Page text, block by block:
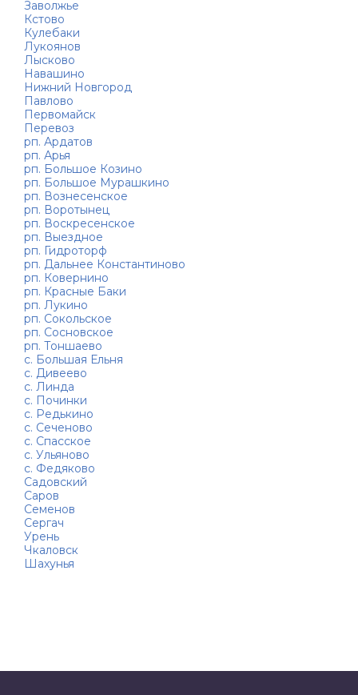
Заволжье
Кстово
Кулебаки
Лукоянов
Лысково
Навашино
Нижний Новгород
Павлово
Первомайск
Перевоз
рп. Ардатов
рп. Арья
рп. Большое Козино
рп. Большое Мурашкино
рп. Вознесенское
рп. Воротынец
рп. Воскресенское
рп. Выездное
рп. Гидроторф
рп. Дальнее Константиново
рп. Ковернино
рп. Красные Баки
рп. Лукино
рп. Сокольское
рп. Сосновское
рп. Тоншаево
с. Большая Ельня
с. Дивеево
с. Линда
с. Починки
с. Редькино
с. Сеченово
с. Спасское
с. Ульяново
с. Федяково
Садовский
Саров
Семенов
Сергач
Урень
Чкаловск
Шахунья